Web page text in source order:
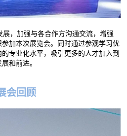
，加强与各合作方沟通交流，增强
加本次展览会。同时通过参观学习优
专业化水平，吸引更多的人才加入到
和前进。
会回顾